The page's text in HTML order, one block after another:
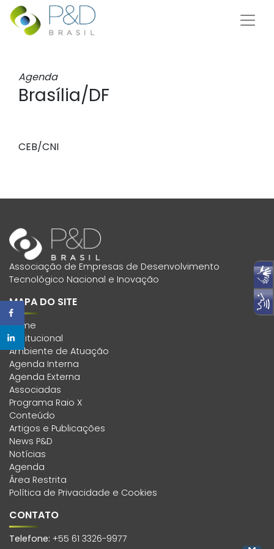
Agenda
Brasília/DF
CEB/CNI
Associação de Empresas de Desenvolvimento
Tecnológico Nacional e Inovação
MAPA DO SITE
Home
Institucional
Ambiente de Atuação
Agenda Interna
Agenda Externa
Associadas
Programa Raio X
Conteúdo
Artigos e Publicações
News P&D
Notícias
Agenda
Área Restrita
Política de Privacidade e Cookies
CONTATO
Telefone: +55 61 3326-9977